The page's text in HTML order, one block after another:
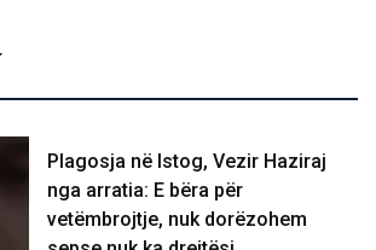
Plagosja në Istog, Vezir Haziraj
nga arratia: E bëra për
vetëmbrojtje, nuk dorëzohem